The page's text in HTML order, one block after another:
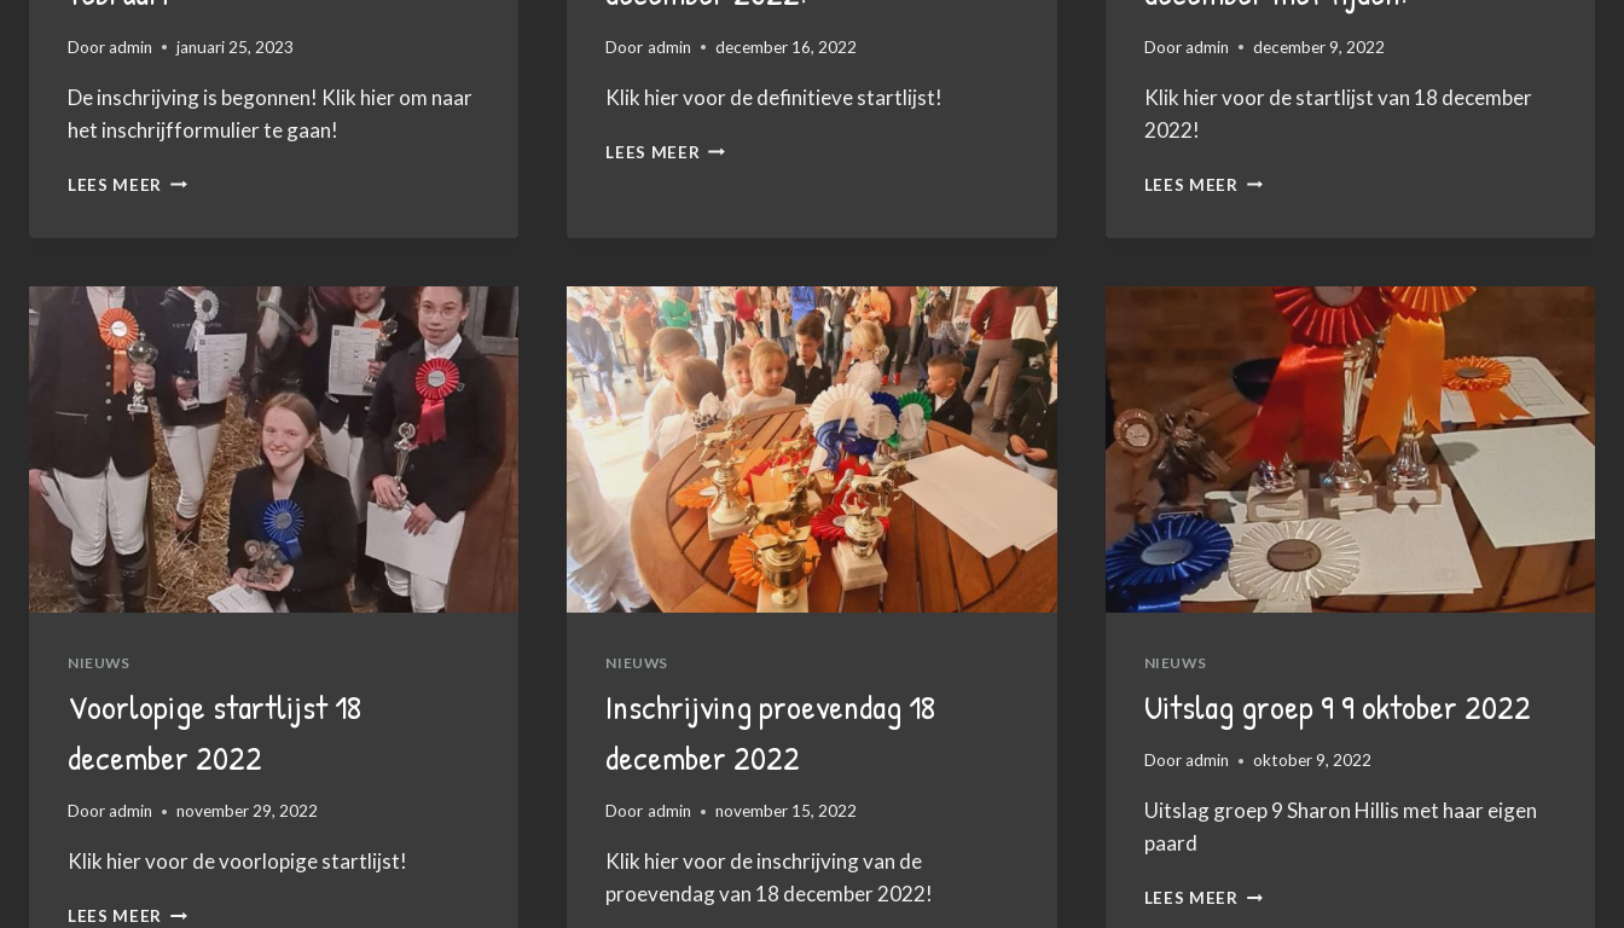
Dooradmin januari 25, 2023
De inschrijving is begonnen! Klik hier om naar
het inschrijfformulier te gaan!
LEES MEER INSCHRIJVING
Door admin december 16, 2022
Klik hier voor de definitieve startlijst!
LEES MEER DEFINITIEVE
Door admin december 9, 2022
Klik hier voor de startlijst van 18 december
2022!
LEES MEER VOORLOPIGE
TIJDEN!
NIEUWS
Voorlopige startlijst 18
december 2022
Dooradmin november 29, 2022
Klik hier voor de voorlopige startlijst!
LEES MEER VOORLOPIGE
NIEUWS
Inschrijving proevendag 18
december 2022
Door admin november 15, 2022
Klik hier voor de inschrijving van de
proevendag van 18 december 2022!
NIEUWS
Uitslag groep 9 9 oktober 2022
Door admin oktober 9, 2022
Uitslag groep 9 Sharon Hillis met haar eigen
paard
LEES MEER UITSLAG